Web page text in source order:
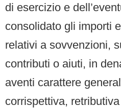
di esercizio e
consolidato gli importi
relativi a sovvenzioni,
contributi o aiuti, in
aventi carattere
corrispettiva,